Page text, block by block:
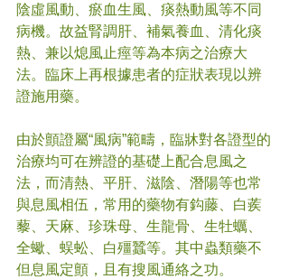
陰虛風動、瘀血生風、痰熱動風等不同
病機。故益腎調肝、補氣養血、清化痰
熱、兼以熄風止痙等為本病之治療大
法。臨床上再根據患者的症狀表現以辨
證施用藥。
由於顫證屬“風病”範疇，臨牀對各證型的
治療均可在辨證的基礎上配合息風之
法，而清熱、平肝、滋陰、潛陽等也常
與息風相伍，常用的藥物有鈎藤、白蒺
藜、天麻、珍珠母、生龍骨、生牡蠣、
全蠍、蜈蚣、白殭蠶等。其中蟲類藥不
但息風定顫，且有搜風通絡之功。